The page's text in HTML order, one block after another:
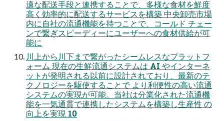
適な配送⼿段と連携することで、多様な⾷材を鮮度
⾼く効率的に配送するサービスを構築 中央卸売市場
内に⾃社の流通機能を持つことで、コールド チェー
ンで繋ぎスピーディーにユーザーへの⾷材供給が可
能に
川上から川下まで繋がったシームレスなプラットフ
ォーム 現在の⽣鮮流通システムは AI やインターネ
ットが発明される以前に設計されており、最新のテ
クノロジーを駆使することで より利便性の⾼い流通
システムの実現が可能。当社は分業化された流通機
能を⼀気通貫で連携したシステムを構築し⽣産性 の
向上を実現 10